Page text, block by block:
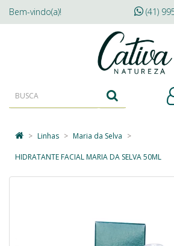
Bem-vindo(a)! (41)
Linhas Maria da Selva
HIDRATANTE FACIAL MARIA DA SELVA 50ML